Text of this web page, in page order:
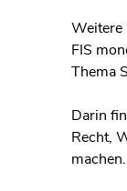
Weitere
FIS
Thema
Darin
Recht,
machen.